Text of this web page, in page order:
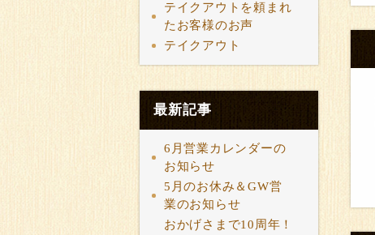
テイクアウトを頼まれ
たお客様のお声
テイクアウト
最新記事
6月営業カレンダーの
お知らせ
5月のお休み＆GW営
業のお知らせ
おかげさまで10周年！